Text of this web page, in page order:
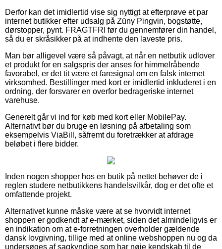
Derfor kan det imidlertid vise sig nyttigt at efterprøve et par
internet butikker efter udsalg på Züny Pingvin, bogstøtte,
dørstopper, pynt. FRAGTFRI før du gennemfører din handel,
så du er skråsikker på at indhente den laveste pris.
Man bør alligevel være så påvagt, at når en netbutik udlover
et produkt for en salgspris der anses for himmelråbende
favorabel, er det tit være et faresignal om en falsk internet
virksomhed. Bestillinger med kort er imidlertid inkluderet i en
ordning, der forsvarer en overfor bedrageriske internet
varehuse.
Generelt går vi ind for køb med kort eller MobilePay.
Alternativt bør du bruge en løsning på afbetaling som
eksempelvis ViaBill, såfremt du foretrækker at afdrage
beløbet i flere bidder.
Inden nogen shopper hos en butik på nettet behøver de i
reglen studere netbutikkens handelsvilkår, dog er det ofte et
omfattende projekt.
Alternativet kunne måske være at se hvorvidt internet
shoppen er godkendt af e-mærket, siden det almindeligvis er
en indikation om at e-forretningen overholder gældende
dansk lovgivning, tillige med at online webshoppen nu og da
undersøges af sagkyndige som har nøje kendskab til de